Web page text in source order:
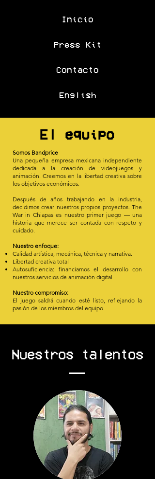
Inicio
Press Kit
Contacto
English
El equipo
Somos Bandprice
Una pequeña empresa mexicana independiente
dedicada a la creación de videojuegos y
animación. Creemos en la libertad creativa sobre
los objetivos económicos.
Después de años trabajando en la industria,
decidimos crear nuestros propios proyectos. The
War in Chiapas es nuestro primer juego — una
historia que merece ser contada con respeto y
cuidado.
Nuestro enfoque:
Calidad artística, mecánica, técnica y narrativa.
Libertad creativa total
Autosuficiencia: financiamos el desarrollo con
nuestros servicios de animación digital
Nuestro compromiso:
El juego saldrá cuando esté listo, reflejando la
pasión de los miembros del equipo.
Nuestros talentos